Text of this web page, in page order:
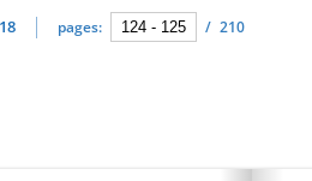
pages: / 210